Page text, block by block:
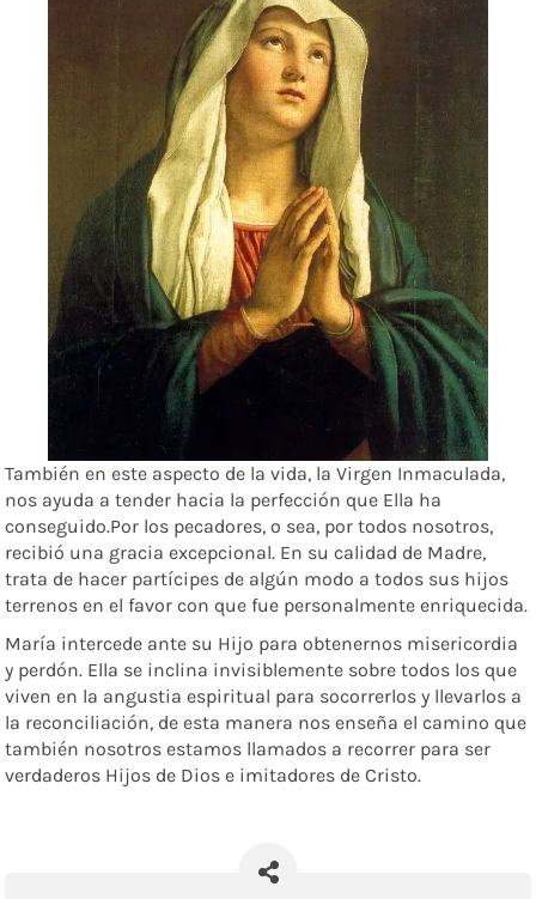
También en este aspecto de la vida, la Virgen Inmaculada,
nos ayuda a tender hacia la perfección que Ella ha
conseguido.Por los pecadores, o sea, por todos nosotros,
recibió una gracia excepcional. En su calidad de Madre,
trata de hacer partícipes de algún modo a todos sus hijos
terrenos en el favor con que fue personalmente enriquecida.
María intercede ante su Hijo para obtenernos misericordia
y perdón. Ella se inclina invisiblemente sobre todos los que
viven en la angustia espiritual para socorrerlos y llevarlos a
la reconciliación, de esta manera nos enseña el camino que
también nosotros estamos llamados a recorrer para ser
verdaderos Hijos de Dios e imitadores de Cristo.